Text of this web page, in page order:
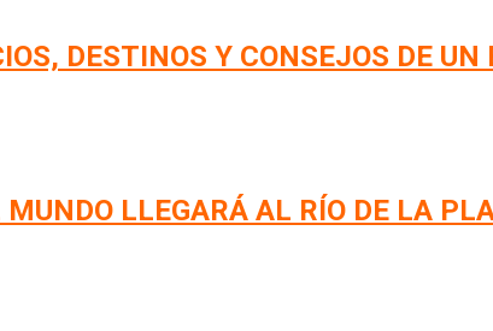
DESTINOS Y CONSEJOS DE
LLEGARÁ AL RÍO DE LA